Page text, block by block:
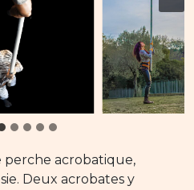
acrobatique,
Deux acrobates y